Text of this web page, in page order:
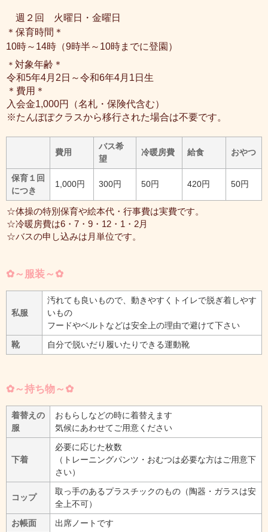
週２回 火曜日・金曜日
＊保育時間＊
10時～14時（9時半～10時までに登園）
＊ 対象年齢＊
令和5年4月2日～令和6年4月1日生
＊費用＊
入会金1,000円（名札・保険代含む）
※たんぽぽクラスから移行された場合は不要です。
費用
バス希
望
冷暖房費 給食 おやつ
保育１回
につき
1,000円 300円 50円 420円 50円
☆体操の特別保育や絵本代・行事費は実費です。
☆冷暖房費は6・7・9・12・1・2月
☆バスの申し込みは月単位です。
✿～服装～✿
私服
汚れても良いもので、動きやすくトイレで脱ぎ着しやす
いもの
フードやベルトなどは安全上の理由で避けて下さい
靴
自分で脱いだり履いたりできる運動靴
✿～持ち物～✿
着替えの
服
おもらしなどの時に着替えます
気候にあわせてご用意ください
下着
必要に応じた枚数
（トレーニングパンツ・おむつは必要な方はご用意下
さい）
コップ
取っ手のあるプラスチックのもの（陶器・ガラスは安
全上不可）
お帳面
出席ノートです